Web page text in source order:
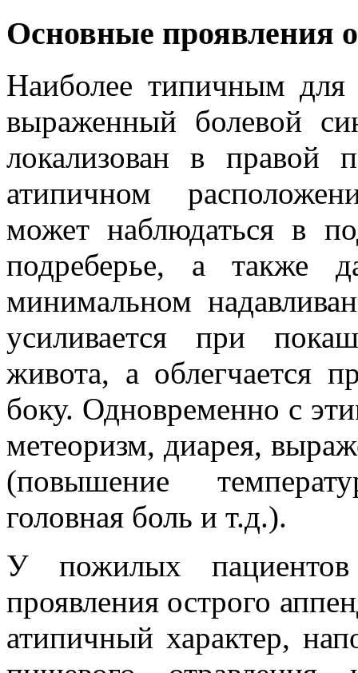
Основные проявления
Наиболее типичным для
выраженный болевой
локализован в правой
атипичном
может наблюдаться в
подреберье, а также
минимальном
усиливается при
живота, а облегчается
боку. Одновременно с
метеоризм, диарея,
(повышение
головная боль и т.д.).
У пожилых
проявления острого
атипичный характер,